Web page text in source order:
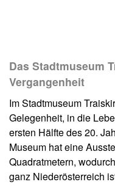
Das Stadtmuseum
Vergangenheit
Im Stadtmuseum
Gelegenheit, in die
ersten Hälfte des 20.
Museum hat eine
Quadratmetern,
ganz Niederösterreich